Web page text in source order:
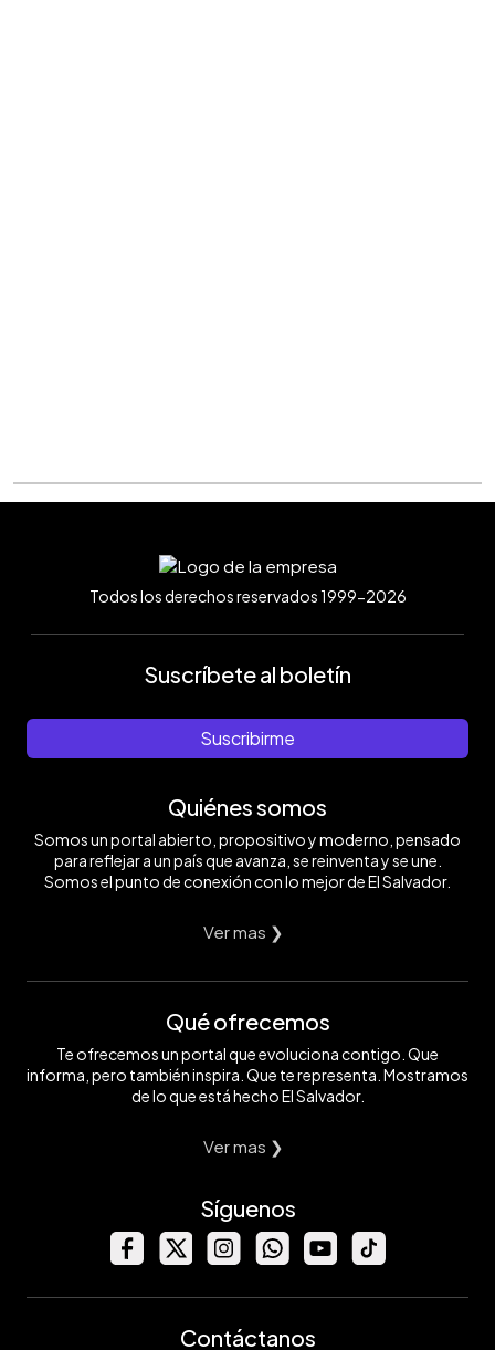
Todos los derechos reservados 1999-2026
Suscríbete al boletín
Suscribirme
Quiénes somos
Somos un portal abierto, propositivo y moderno, pensado
para reflejar a un país que avanza, se reinventa y se une.
Somos el punto de conexión con lo mejor de El Salvador.
Ver mas ❯
Qué ofrecemos
Te ofrecemos un portal que evoluciona contigo. Que
informa, pero también inspira. Que te representa. Mostramos
de lo que está hecho El Salvador.
Ver mas ❯
Síguenos
Contáctanos